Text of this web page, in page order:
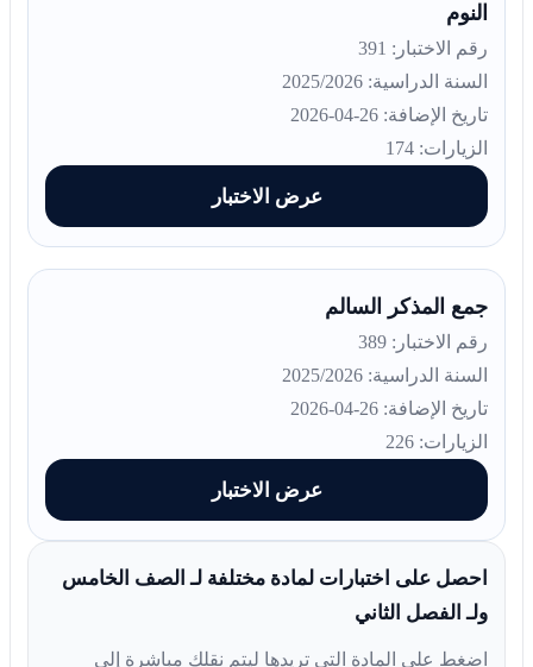
النوم
رقم الاختبار: 391
السنة الدراسية: 2025/2026
تاريخ الإضافة: 26-04-2026
الزيارات: 174
عرض الاختبار
جمع المذكر السالم
رقم الاختبار: 389
السنة الدراسية: 2025/2026
تاريخ الإضافة: 26-04-2026
الزيارات: 226
عرض الاختبار
احصل على اختبارات لمادة مختلفة لـ الصف الخامس
ولـ الفصل الثاني
اضغط على المادة التي تريدها ليتم نقلك مباشرة إلى